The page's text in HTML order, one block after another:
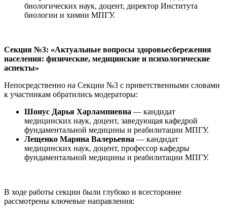
биологических наук, доцент, директор Института
биологии и химии МПГУ.
Секция №3: «Актуальные вопросы здоровьесбережения
населения: физические, медицинские и психологические
аспекты»
Непосредственно на Секции №3 с приветственными словами
к участникам обратились модераторы:
Шонус Дарья Харлампиевна — кандидат
медицинских наук, доцент, заведующая кафедрой
фундаментальной медицины и реабилитации МПГУ.
Лещенко Марина Валерьевна — кандидат
медицинских наук, доцент, профессор кафедры
фундаментальной медицины и реабилитации МПГУ.
В ходе работы секции были глубоко и всесторонне
рассмотрены ключевые направления: